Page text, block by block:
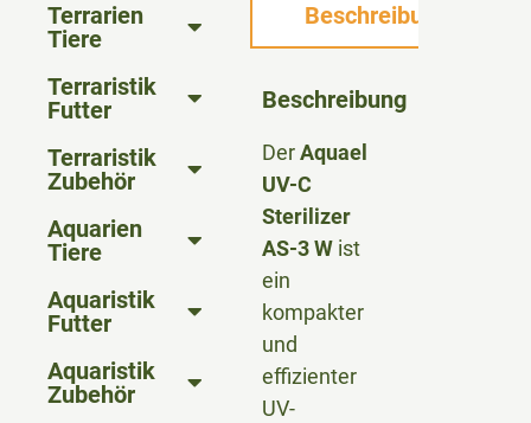
Terrarien
Tiere
Terraristik
Futter
Terraristik
Zubehör
Aquarien
Tiere
Aquaristik
Futter
Aquaristik
Zubehör
Beschreibung
Beschreibung
DerAquael
UV-C
Sterilizer
AS-3 Wist
ein
kompakter
und
effizienter
UV-